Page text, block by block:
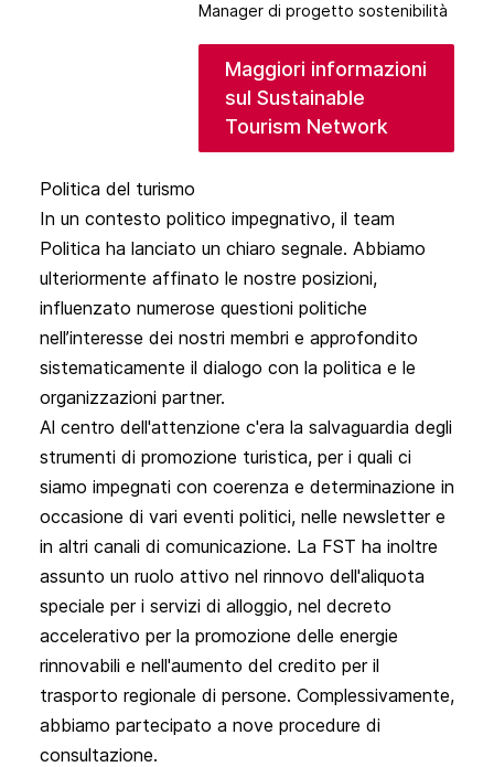
Manager di progetto sostenibilità
Maggiori informazioni
sul Sustainable
Tourism Network
Politica del turismo
In un contesto politico impegnativo, il team
Politica ha lanciato un chiaro segnale. Abbiamo
ulteriormente affinato le nostre posizioni,
influenzato numerose questioni politiche
nell’interesse dei nostri membri e approfondito
sistematicamente il dialogo con la politica e le
organizzazioni partner.
Al centro dell'attenzione c'era la salvaguardia degli
strumenti di promozione turistica, per i quali ci
siamo impegnati con coerenza e determinazione in
occasione di vari eventi politici, nelle newsletter e
in altri canali di comunicazione. La FST ha inoltre
assunto un ruolo attivo nel rinnovo dell'aliquota
speciale per i servizi di alloggio, nel decreto
accelerativo per la promozione delle energie
rinnovabili e nell'aumento del credito per il
trasporto regionale di persone. Complessivamente,
abbiamo partecipato a nove procedure di
consultazione.